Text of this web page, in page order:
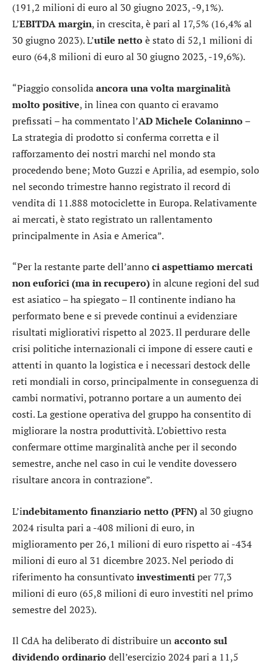
(191,2 milioni di euro al 30 giugno 2023, -9,1%).
L’EBITDA margin, in crescita, è pari al 17,5% (16,4% al
30 giugno 2023). L’utile netto è stato di 52,1 milioni di
euro (64,8 milioni di euro al 30 giugno 2023, -19,6%).
“Piaggio consolidaancora una volta marginalità
molto positive, in linea con quanto ci eravamo
prefissati – ha commentato l’AD Michele Colaninno –
La strategia di prodotto si conferma corretta e il
rafforzamento dei nostri marchi nel mondo sta
procedendo bene; Moto Guzzi e Aprilia, ad esempio, solo
nel secondo trimestre hanno registrato il record di
vendita di 11.888 motociclette in Europa. Relativamente
ai mercati, è stato registrato un rallentamento
principalmente in Asia e America”.
“Per la restante parte dell’annoci aspettiamo mercati
non euforici (ma in recupero)in alcune regioni del sud
est asiatico – ha spiegato – Il continente indiano ha
performato bene e si prevede continui a evidenziare
risultati migliorativi rispetto al 2023. Il perdurare delle
crisi politiche internazionali ci impone di essere cauti e
attenti in quanto la logistica e i necessari destock delle
reti mondiali in corso, principalmente in conseguenza di
cambi normativi, potranno portare a un aumento dei
costi. La gestione operativa del gruppo ha consentito di
migliorare la nostra produttività. L’obiettivo resta
confermare ottime marginalità anche per il secondo
semestre, anche nel caso in cui le vendite dovessero
risultare ancora in contrazione”.
L’indebitamento finanziario netto (PFN)al 30 giugno
2024 risulta pari a -408 milioni di euro, in
miglioramento per 26,1 milioni di euro rispetto ai -434
milioni di euro al 31 dicembre 2023. Nel periodo di
riferimento ha consuntivatoinvestimentiper 77,3
milioni di euro (65,8 milioni di euro investiti nel primo
semestre del 2023).
Il CdA ha deliberato di distribuire un acconto sul
dividendo ordinario dell’esercizio 2024 pari a 11,5